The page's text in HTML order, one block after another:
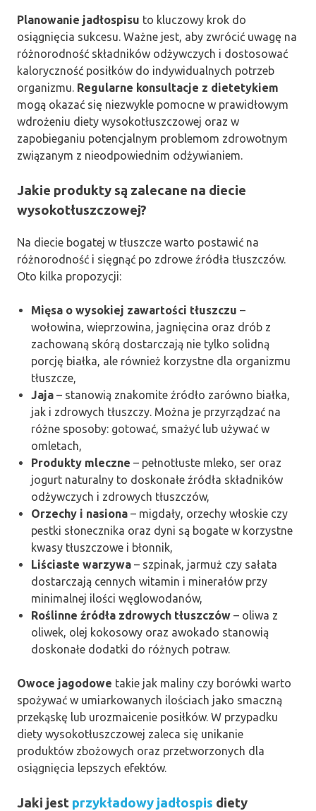
Planowanie jadłospisu to kluczowy krok do
osiągnięcia sukcesu. Ważne jest, aby zwrócić uwagę na
różnorodność składników odżywczych i dostosować
kaloryczność posiłków do indywidualnych potrzeb
organizmu. Regularne konsultacje z dietetykiem
mogą okazać się niezwykle pomocne w prawidłowym
wdrożeniu diety wysokotłuszczowej oraz w
zapobieganiu potencjalnym problemom zdrowotnym
związanym z nieodpowiednim odżywianiem.
Jakie produkty są zalecane na diecie
wysokotłuszczowej?
Na diecie bogatej w tłuszcze warto postawić na
różnorodność i sięgnąć po zdrowe źródła tłuszczów.
Oto kilka propozycji:
Mięsa o wysokiej zawartości tłuszczu –
wołowina, wieprzowina, jagnięcina oraz drób z
zachowaną skórą dostarczają nie tylko solidną
porcję białka, ale również korzystne dla organizmu
tłuszcze,
Jaja – stanowią znakomite źródło zarówno białka,
jak i zdrowych tłuszczy. Można je przyrządzać na
różne sposoby: gotować, smażyć lub używać w
omletach,
Produkty mleczne – pełnotłuste mleko, ser oraz
jogurt naturalny to doskonałe źródła składników
odżywczych i zdrowych tłuszczów,
Orzechy i nasiona – migdały, orzechy włoskie czy
pestki słonecznika oraz dyni są bogate w korzystne
kwasy tłuszczowe i błonnik,
Liściaste warzywa – szpinak, jarmuż czy sałata
dostarczają cennych witamin i minerałów przy
minimalnej ilości węglowodanów,
Roślinne źródła zdrowych tłuszczów – oliwa z
oliwek, olej kokosowy oraz awokado stanowią
doskonałe dodatki do różnych potraw.
Owoce jagodowe takie jak maliny czy borówki warto
spożywać w umiarkowanych ilościach jako smaczną
przekąskę lub urozmaicenie posiłków. W przypadku
diety wysokotłuszczowej zaleca się unikanie
produktów zbożowych oraz przetworzonych dla
osiągnięcia lepszych efektów.
Jaki jest przykładowy jadłospis diety